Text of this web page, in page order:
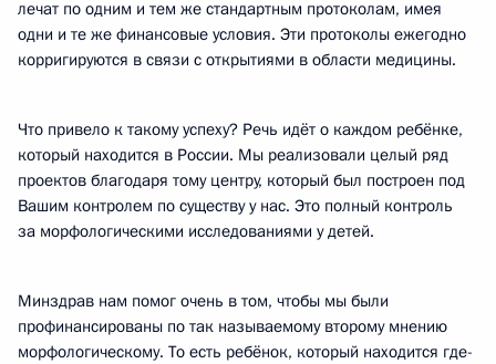
лечат по одним и тем же стандартным протоколам, имея
одни и те же финансовые условия. Эти протоколы ежегодно
корригируются в связи с открытиями в области медицины.
Что привело к такому успеху? Речь идёт о каждом ребёнке,
который находится в России. Мы реализовали целый ряд
проектов благодаря тому центру, который был построен под
Вашим контролем по существу у нас. Это полный контроль
за морфологическими исследованиями у детей.
Минздрав нам помог очень в том, чтобы мы были
профинансированы по так называемому второму мнению
морфологическому. То есть ребёнок, который находится где-